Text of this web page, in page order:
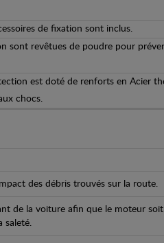
de fixation sont inclus.
sont revêtues de poudre pour
est doté de renforts en Acier
chocs.
des débris trouvés sur la route.
de la voiture afin que le moteur
saleté.